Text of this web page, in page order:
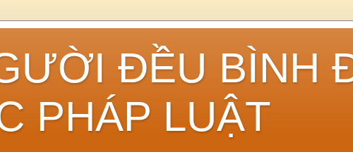
ĐỀU BÌNH
PHÁP LUẬT